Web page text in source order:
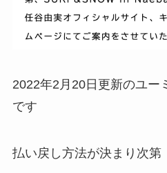
2022年2月20日更新のユー
です
払い戻し方法が決まり次第